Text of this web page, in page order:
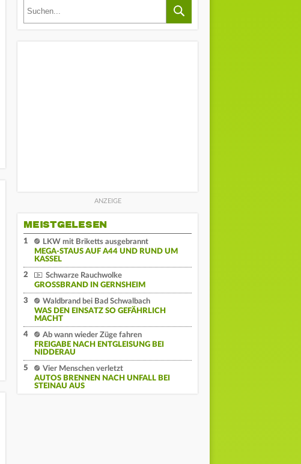
MEISTGELESEN
1
LKW mit Briketts ausgebrannt
MEGA-STAUS AUF A44 UND RUND UM
KASSEL
2
Schwarze Rauchwolke
GROSSBRAND IN GERNSHEIM
3
Waldbrand bei Bad Schwalbach
WAS DEN EINSATZ SO GEFÄHRLICH
MACHT
4
Ab wann wieder Züge fahren
FREIGABE NACH ENTGLEISUNG BEI
NIDDERAU
5
Vier Menschen verletzt
AUTOS BRENNEN NACH UNFALL BEI
STEINAU AUS